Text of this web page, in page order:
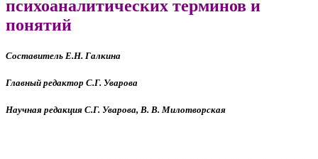
психоаналитических терминов и
понятий
Составитель Е.Н. Галкина
Главный редактор С.Г. Уварова
Научная редакция С.Г. Уварова, В. В. Милотворская